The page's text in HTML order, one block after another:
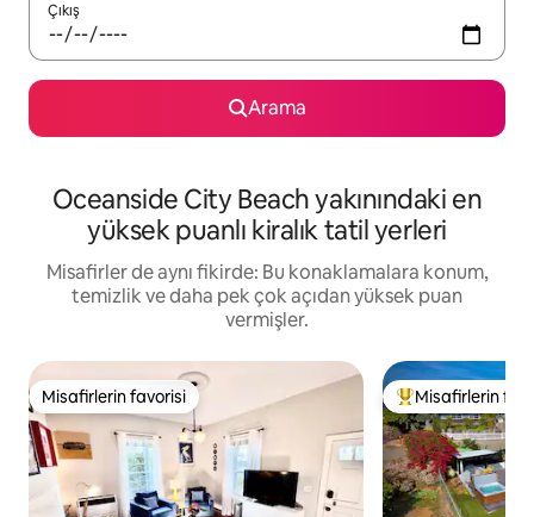
Çıkış
Arama
Oceanside City Beach yakınındaki en
yüksek puanlı kiralık tatil yerleri
Misafirler de aynı fikirde: Bu konaklamalara konum,
temizlik ve daha pek çok açıdan yüksek puan
vermişler.
Misafirlerin favorisi
Misafirlerin favorisi Misafirlerin
Misafirlerin